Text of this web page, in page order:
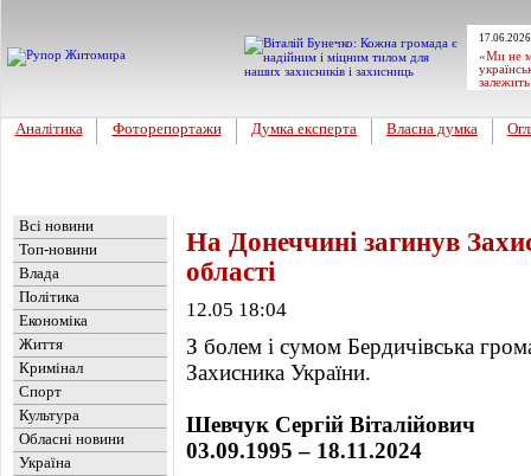
«Ми не
Аналітика Фоторепортажи Думка експерта Власна думка
Всі новини
Топ-новини
Влада
Політика
Економіка
Життя
Кримінал
Спорт
Культура
Обласні новини
Україна
На Донеччині загинув
області
12.05 18:04
З болем і сумом Бердичівська
Захисника України.
Шевчук Сергій Віталійович
03.09.1995 – 18.11.2024